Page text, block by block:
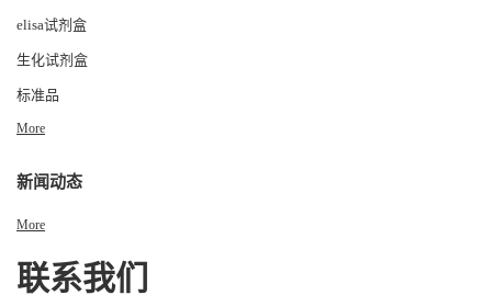
elisa试剂盒
生化试剂盒
标准品
More
新闻动态
More
联系我们